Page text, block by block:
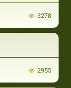
3278
2955